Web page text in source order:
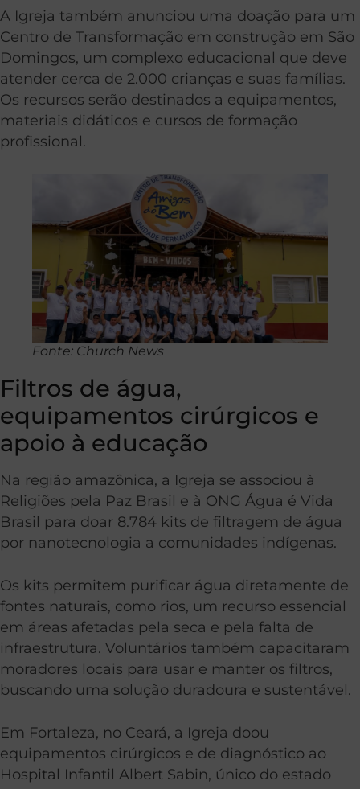
A Igreja também anunciou uma doação para um
Centro de Transformação em construção em São
Domingos, um complexo educacional que deve
atender cerca de 2.000 crianças e suas famílias.
Os recursos serão destinados a equipamentos,
materiais didáticos e cursos de formação
profissional.
Fonte: Church News
Filtros de água,
equipamentos cirúrgicos e
apoio à educação
Na região amazônica, a Igreja se associou à
Religiões pela Paz Brasil e à ONG Água é Vida
Brasil para doar 8.784 kits de filtragem de água
por nanotecnologia a comunidades indígenas.
Os kits permitem purificar água diretamente de
fontes naturais, como rios, um recurso essencial
em áreas afetadas pela seca e pela falta de
infraestrutura. Voluntários também capacitaram
moradores locais para usar e manter os filtros,
buscando uma solução duradoura e sustentável.
Em Fortaleza, no Ceará, a Igreja doou
equipamentos cirúrgicos e de diagnóstico ao
Hospital Infantil Albert Sabin, único do estado